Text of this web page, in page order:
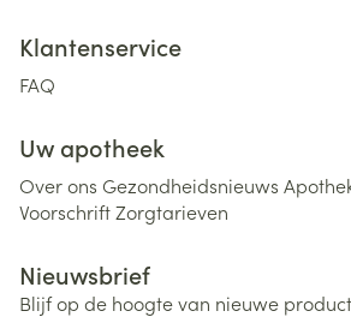
Klantenservice
FAQ
Uw apotheek
Over ons Gezondheidsnieuws
VoorschriftZorgtarieven
Nieuwsbrief
Blijf op de hoogte van nieuwe